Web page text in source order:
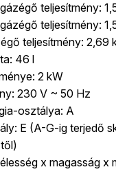
teljesítmény:
teljesítmény:
teljesítmény: 2,69
46 l
2 kW
230 V ~ 50 Hz
osztálya: A
E (A-G-ig terjedő
x magasság x